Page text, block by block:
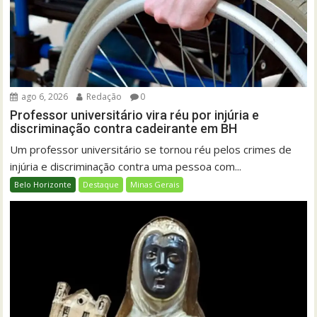
ago 6, 2026 Redação 0
Professor universitário vira réu por injúria e
discriminação contra cadeirante em BH
Um professor universitário se tornou réu pelos crimes de
injúria e discriminação contra uma pessoa com...
Belo Horizonte Destaque Minas Gerais